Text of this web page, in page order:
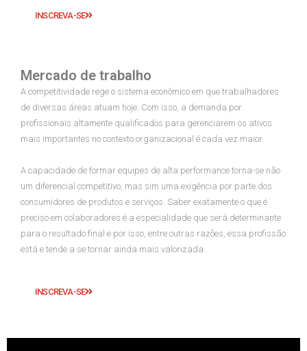
INSCREVA-SE
Mercado de trabalho
A competitividade rege o sistema econômico em que trabalhadores
de diversas áreas atuam hoje. Com isso, a demanda por
profissionais altamente qualificados para gerenciarem os ativos
mais importantes no contexto organizacional é cada vez maior.
A capacidade de formar equipes de alta performance torna-se não
um diferencial competitivo, mas sim uma exigência por parte dos
consumidores de produtos e serviços. Saber exatamente o que é
preciso em colaboradores é a especialidade que será determinante
para o resultado final e por isso, entre outras razões, essa profissão
está e tende a se tornar ainda mais valorizada.
INSCREVA-SE